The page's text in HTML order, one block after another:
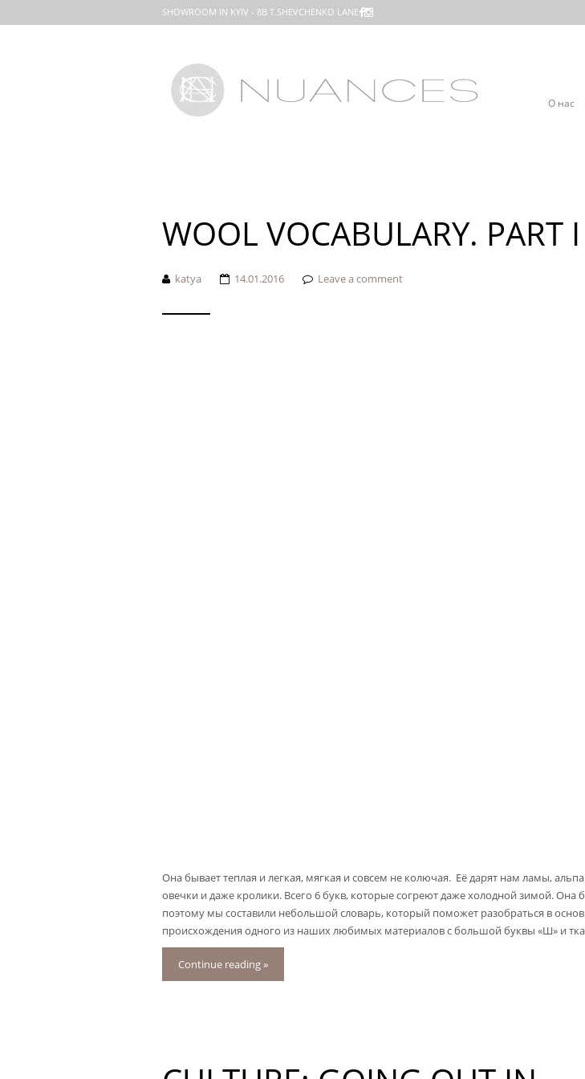
SHOWROOM IN KYIV - 8B T.SHEVCHENKO LANE
О нас
WOOL VOCABULARY. PART I
katya 14.01.2016 Leave a comment
Она бывает теплая и легкая, мягкая и совсем не колючая. Её дарят нам ламы,
овечки и даже кролики. Всего 6 букв, которые согреют даже холодной зимой. Она
поэтому мы составили небольшой словарь, который поможет разобраться в
происхождения одного из наших любимых материалов с большой буквы «Ш» и
Continue reading »